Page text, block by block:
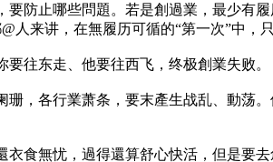
防止哪些問題。若是創過業，最少有履
人来讲，在無履历可循的“第一次”中，
往东走、他要往西飞，终极創業失败。
，各行業萧条，要末產生战乱、動荡
食無忧，過得還算舒心快活，但是要